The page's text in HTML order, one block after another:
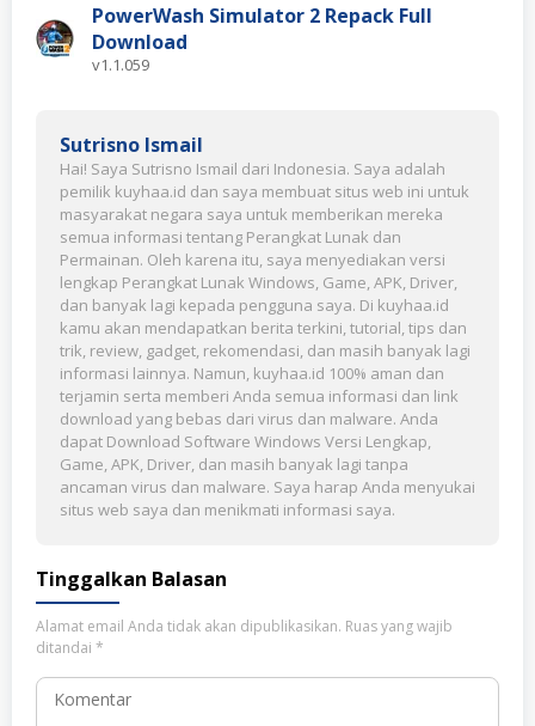
PowerWash Simulator 2 Repack Full
Download
v1.1.059
Sutrisno Ismail
Hai! Saya Sutrisno Ismail dari Indonesia. Saya adalah
pemilik kuyhaa.id dan saya membuat situs web ini untuk
masyarakat negara saya untuk memberikan mereka
semua informasi tentang Perangkat Lunak dan
Permainan. Oleh karena itu, saya menyediakan versi
lengkap Perangkat Lunak Windows, Game, APK, Driver,
dan banyak lagi kepada pengguna saya. Di kuyhaa.id
kamu akan mendapatkan berita terkini, tutorial, tips dan
trik, review, gadget, rekomendasi, dan masih banyak lagi
informasi lainnya. Namun, kuyhaa.id 100% aman dan
terjamin serta memberi Anda semua informasi dan link
download yang bebas dari virus dan malware. Anda
dapat Download Software Windows Versi Lengkap,
Game, APK, Driver, dan masih banyak lagi tanpa
ancaman virus dan malware. Saya harap Anda menyukai
situs web saya dan menikmati informasi saya.
Tinggalkan Balasan
Alamat email Anda tidak akan dipublikasikan. Ruas yang wajib
ditandai *